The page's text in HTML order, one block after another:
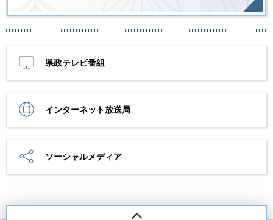
県政テレビ番組
インターネット放送局
ソーシャルメディア